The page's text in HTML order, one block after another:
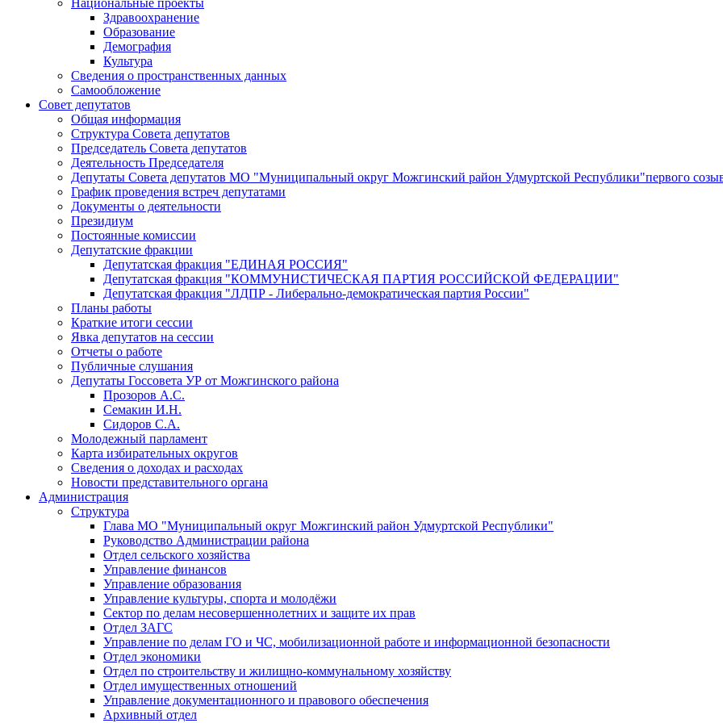
Здравоохранение
Образование
Демография
Культура
Сведения о пространственных данных
Самообложение
Совет депутатов
Общая информация
Структура Совета депутатов
Председатель Совета депутатов
Деятельность Председателя
Депутаты Совета депутатов МО "Муниципальный округ Можгинский район Удмуртской Республики"первого
График проведения встреч депутатами
Документы о деятельности
Президиум
Постоянные комиссии
Депутатские фракции
Депутатская фракция "ЕДИНАЯ РОССИЯ"
Депутатская фракция "КОММУНИСТИЧЕСКАЯ ПАРТИЯ РОССИЙСКОЙ ФЕДЕРАЦИИ"
Депутатская фракция "ЛДПР - Либерально-демократическая партия России"
Планы работы
Краткие итоги сессии
Явка депутатов на сессии
Отчеты о работе
Публичные слушания
Депутаты Госсовета УР от Можгинского района
Прозоров А.С.
Семакин И.Н.
Сидоров С.А.
Молодежный парламент
Карта избирательных округов
Сведения о доходах и расходах
Новости представительного органа
Администрация
Структура
Глава МО "Муниципальный округ Можгинский район Удмуртской Республики"
Руководство Администрации района
Отдел сельского хозяйства
Управление финансов
Управление образования
Управление культуры, спорта и молодёжи
Сектор по делам несовершеннолетних и защите их прав
Отдел ЗАГС
Управление по делам ГО и ЧС, мобилизационной работе и информационной безопасности
Отдел экономики
Отдел по строительству и жилищно-коммунальному хозяйству
Отдел имущественных отношений
Управление документационного и правового обеспечения
Архивный отдел